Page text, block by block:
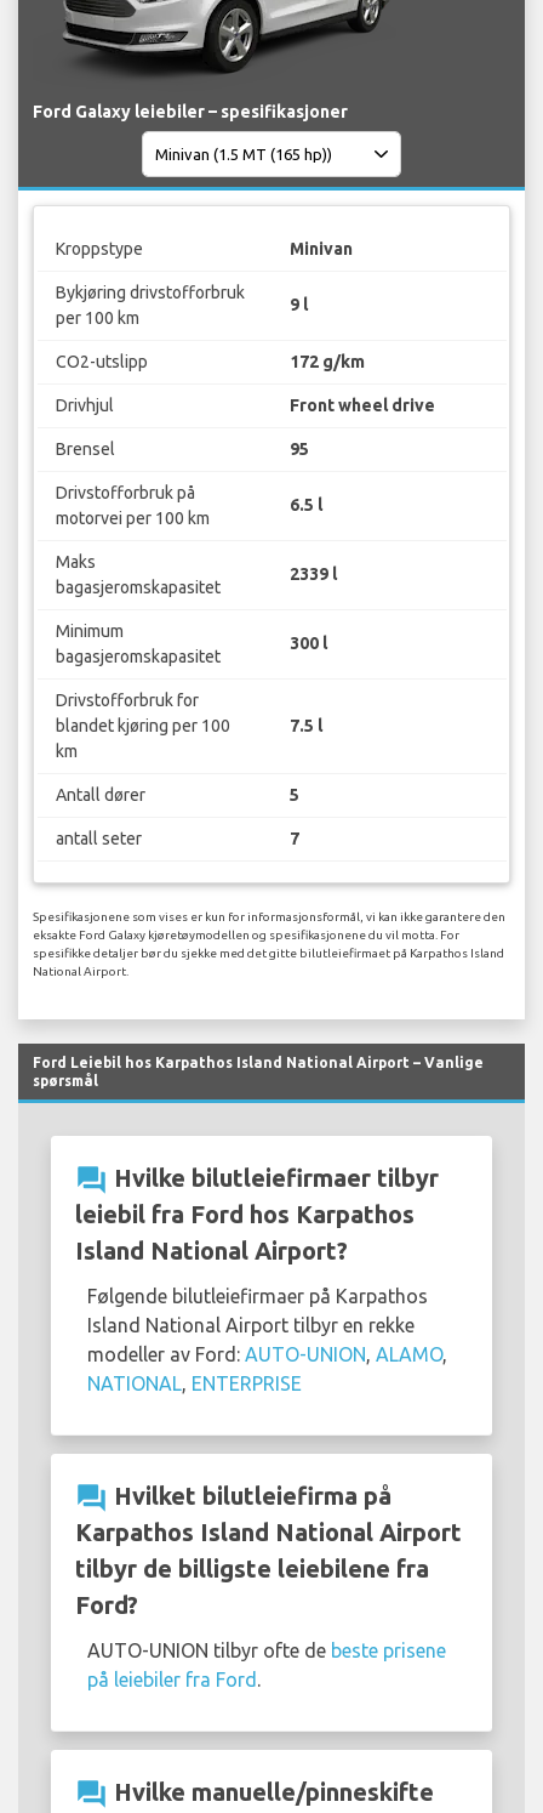
Ford Galaxy leiebiler – spesifikasjoner
Kroppstype Minivan
Bykjøring drivstofforbruk
per 100 km
9 l
CO2-utslipp 172 g/km
Drivhjul Front wheel drive
Brensel 95
Drivstofforbruk på
motorvei per 100 km
6.5 l
Maks
bagasjeromskapasitet
2339 l
Minimum
bagasjeromskapasitet
300 l
Drivstofforbruk for
blandet kjøring per 100
km
7.5 l
Antall dører 5
antall seter 7
Spesifikasjonene som vises er kun for informasjonsformål, vi kan ikke garantere den
eksakte Ford Galaxy kjøretøymodellen og spesifikasjonene du vil motta. For
spesifikke detaljer bør du sjekke med det gitte bilutleiefirmaet på Karpathos Island
National Airport.
Ford Leiebil hos Karpathos Island National Airport – Vanlige
spørsmål
question_answer Hvilke bilutleiefirmaer tilbyr
leiebil fra Ford hos Karpathos
Island National Airport?
Følgende bilutleiefirmaer på Karpathos
Island National Airport tilbyr en rekke
modeller av Ford: AUTO-UNION, ALAMO,
NATIONAL, ENTERPRISE
question_answer Hvilket bilutleiefirma på
Karpathos Island National Airport
tilbyr de billigste leiebilene fra
Ford?
AUTO-UNION tilbyr ofte de beste prisene
på leiebiler fra Ford .
question_answer Hvilke manuelle/pinneskifte